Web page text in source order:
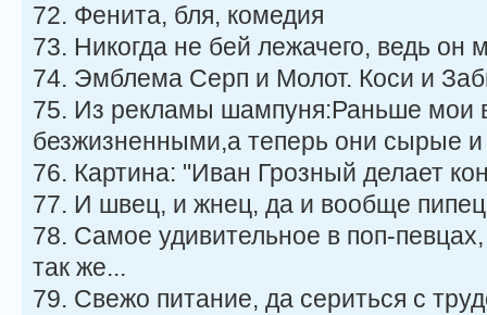
72. Фенита, бля, комедия
73. Никогда не бей лежачего, ведь он
74. Эмблема Серп и Молот. Коси и
75. Из рекламы шампуня:Раньше мои
безжизненными,а теперь они сырые
76. Картина: "Иван Грозный делает
77. И швец, и жнец, да и вообще
78. Самое удивительное в поп-
так же...
79. Свежо питание, да сериться с